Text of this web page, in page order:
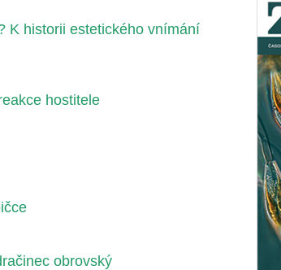
K historii estetického vnímání
hostitele
obrovský